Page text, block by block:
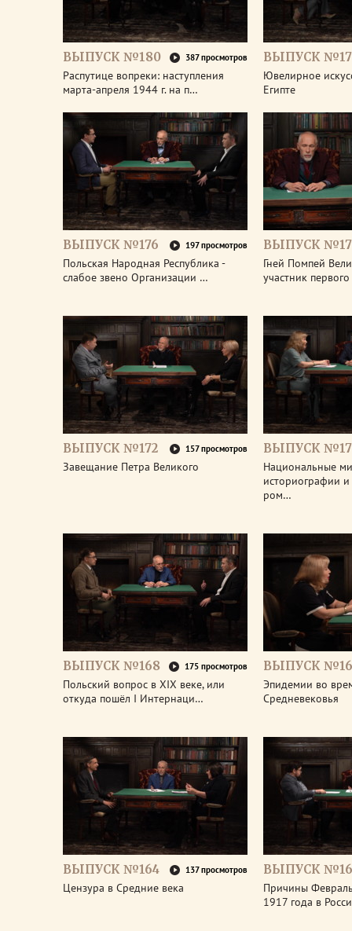
ВЫПУСК №180 387 просмотров
Распутице вопреки: наступления
марта-апреля 1944 г. на п…
ВЫПУСК
Ювелирное
Египте
ВЫПУСК №176 197 просмотров
Польская Народная Республика -
слабое звено Организации …
ВЫПУСК
Гней Помпей
участник
ВЫПУСК №172 157 просмотров
Завещание Петра Великого
ВЫПУСК
Национальные
историографии
ром…
ВЫПУСК №168 175 просмотров
Польский вопрос в XIX веке, или
откуда пошёл I Интернаци…
ВЫПУСК
Эпидемии во
Средневековья
ВЫПУСК №164 137 просмотров
Цензура в Средние века
ВЫПУСК
Причины
1917 года в